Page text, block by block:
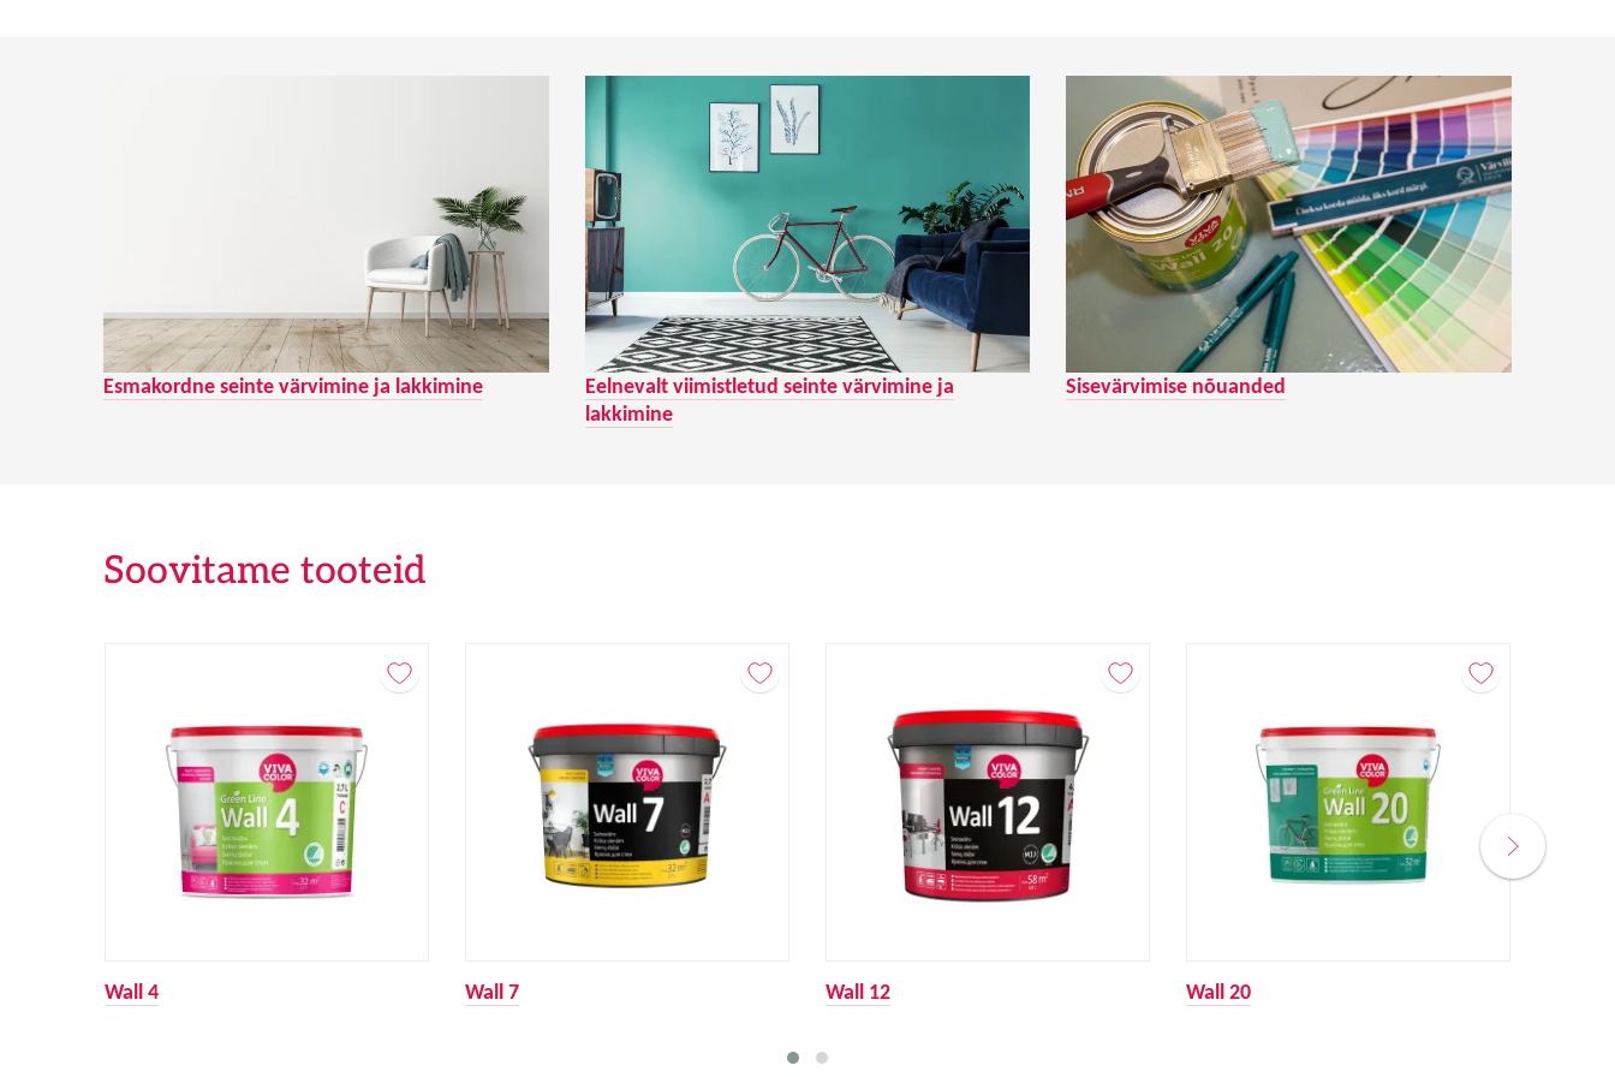
Esmakordne seinte värvimine ja lakkimine
Eelnevalt viimistletud seinte värvimine ja
lakkimine
Sisevärvimise nõuanded
Soovitame tooteid
Wall 4 Wall 7 Wall 12 Wall 20